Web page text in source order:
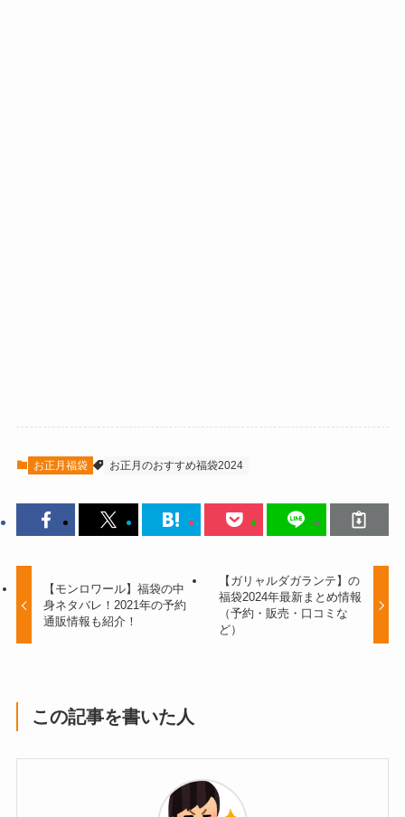
お正月福袋 お正月のおすすめ福袋2024
【モンロワール】福袋の中
身ネタバレ！2021年の予約
通販情報も紹介！
【ガリャルダガランテ】の
福袋2024年最新まとめ情報
（予約・販売・口コミな
ど）
この記事を書いた人